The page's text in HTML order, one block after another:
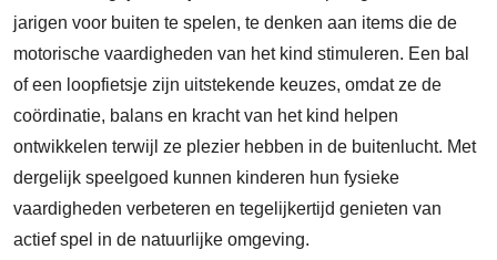
jarigen voor buiten te spelen, te denken aan items die de
motorische vaardigheden van het kind stimuleren. Een bal
of een loopfietsje zijn uitstekende keuzes, omdat ze de
coördinatie, balans en kracht van het kind helpen
ontwikkelen terwijl ze plezier hebben in de buitenlucht. Met
dergelijk speelgoed kunnen kinderen hun fysieke
vaardigheden verbeteren en tegelijkertijd genieten van
actief spel in de natuurlijke omgeving.